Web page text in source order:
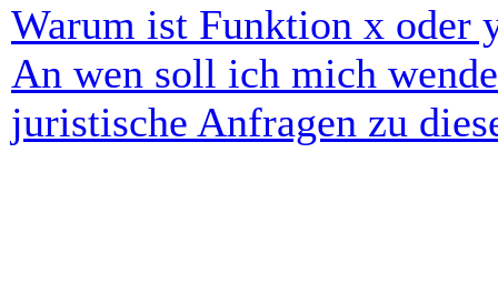
Warum ist Funktion x oder
An wen soll ich mich
juristische Anfragen zu